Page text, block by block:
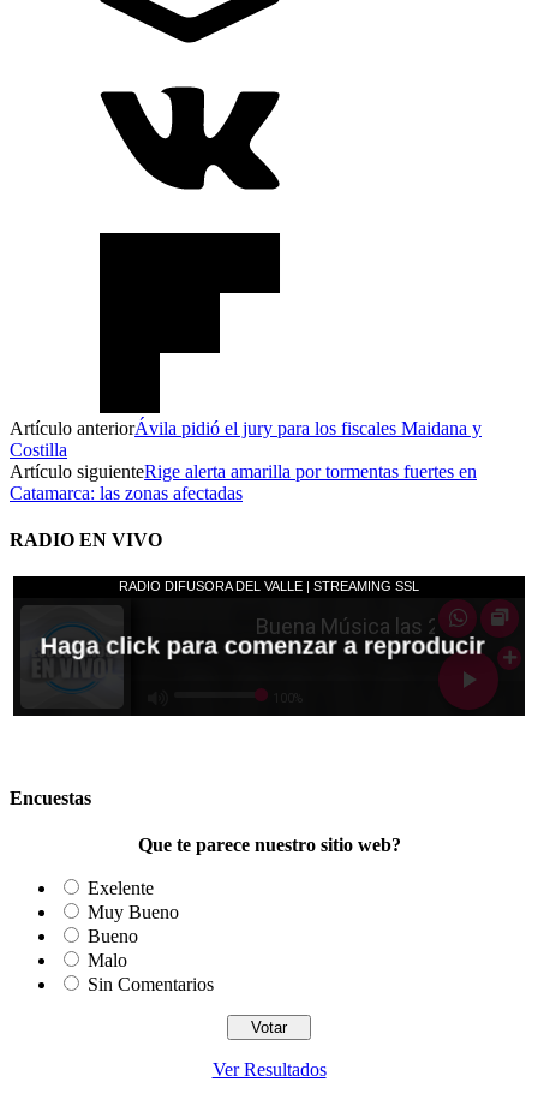
Artículo anteriorÁvila pidió el jury para los fiscales Maidana y
Costilla
Artículo siguienteRige alerta amarilla por tormentas fuertes en
Catamarca: las zonas afectadas
RADIO EN VIVO
Encuestas
Que te parece nuestro sitio web?
Exelente
Muy Bueno
Bueno
Malo
Sin Comentarios
Ver Resultados